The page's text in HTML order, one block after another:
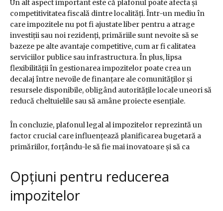
Un alt aspect important este că plafonul poate afecta și
competitivitatea fiscală dintre localități. Într-un mediu în
care impozitele nu pot fi ajustate liber pentru a atrage
investiții sau noi rezidenți, primăriile sunt nevoite să se
bazeze pe alte avantaje competitive, cum ar fi calitatea
serviciilor publice sau infrastructura. În plus, lipsa
flexibilității în gestionarea impozitelor poate crea un
decalaj între nevoile de finanțare ale comunităților și
resursele disponibile, obligând autoritățile locale uneori să
reducă cheltuielile sau să amâne proiecte esențiale.
În concluzie, plafonul legal al impozitelor reprezintă un
factor crucial care influențează planificarea bugetară a
primăriilor, forțându-le să fie mai inovatoare și să ca
Opțiuni pentru reducerea
impozitelor